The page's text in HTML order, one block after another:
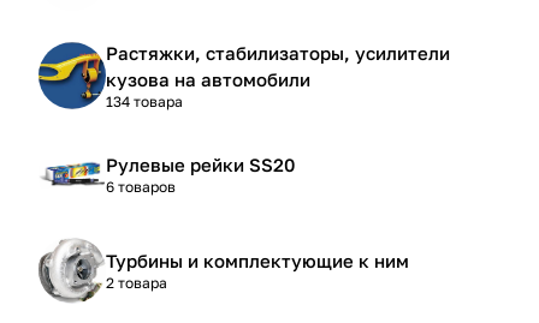
Растяжки, стабилизаторы, усилители
кузова на автомобили
134 товара
Рулевые рейки SS20
6 товаров
Турбины и комплектующие к ним
2 товара